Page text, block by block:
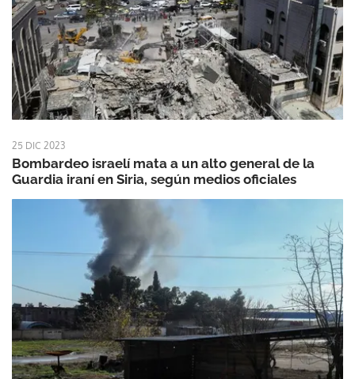
25 DIC 2023
Bombardeo israelí mata a un alto general de la
Guardia iraní en Siria, según medios oficiales